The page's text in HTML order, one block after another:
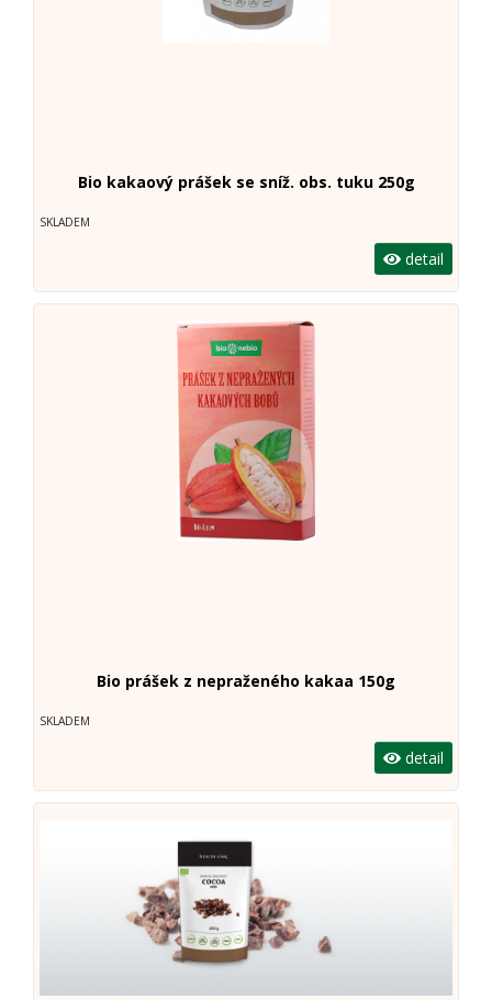
Bio kakaový prášek se sníž. obs. tuku 250g
SKLADEM
detail
Bio prášek z nepraženého kakaa 150g
SKLADEM
detail